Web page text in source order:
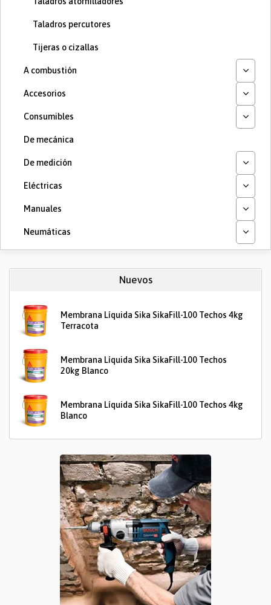
Taladros percutores
Tijeras o cizallas
A combustión
Accesorios
Consumibles
De mecánica
De medición
Eléctricas
Manuales
Neumáticas
Nuevos
Membrana Líquida Sika SikaFill-100 Techos 4kg
Terracota
Membrana Líquida Sika SikaFill-100 Techos
20kg Blanco
Membrana Líquida Sika SikaFill-100 Techos 4kg
Blanco